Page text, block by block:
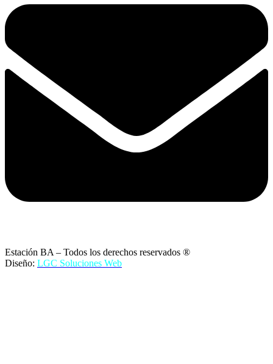
Estación BA – Todos los derechos reservados ®
Diseño: LGC Soluciones Web